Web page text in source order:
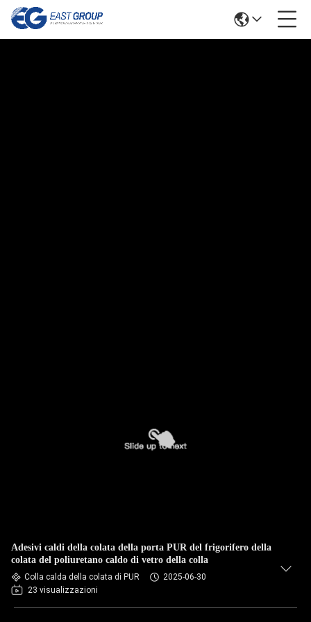
Adesivi caldi della colata della porta PUR del frigorifero della
colata del poliuretano caldo di vetro della colla
Colla calda della colata di PUR
2025-06-30
23 visualizzazioni